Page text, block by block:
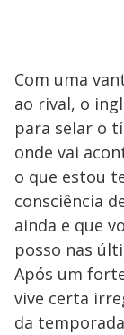
Com uma
ao rival, o
para selar o
onde vai
o que estou
consciência
ainda e que
posso nas
Após um
vive certa
da